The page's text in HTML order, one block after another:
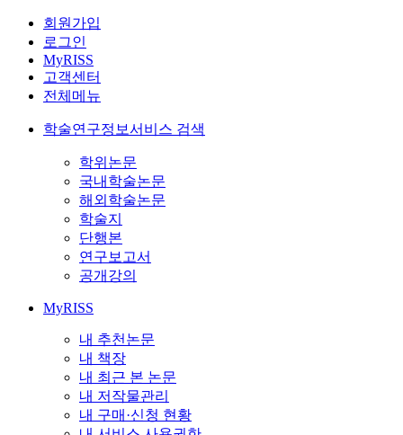
회원가입
로그인
MyRISS
고객센터
전체메뉴
학술연구정보서비스 검색
학위논문
국내학술논문
해외학술논문
학술지
단행본
연구보고서
공개강의
MyRISS
내 추천논문
내 책장
내 최근 본 논문
내 저작물관리
내 구매·신청 현황